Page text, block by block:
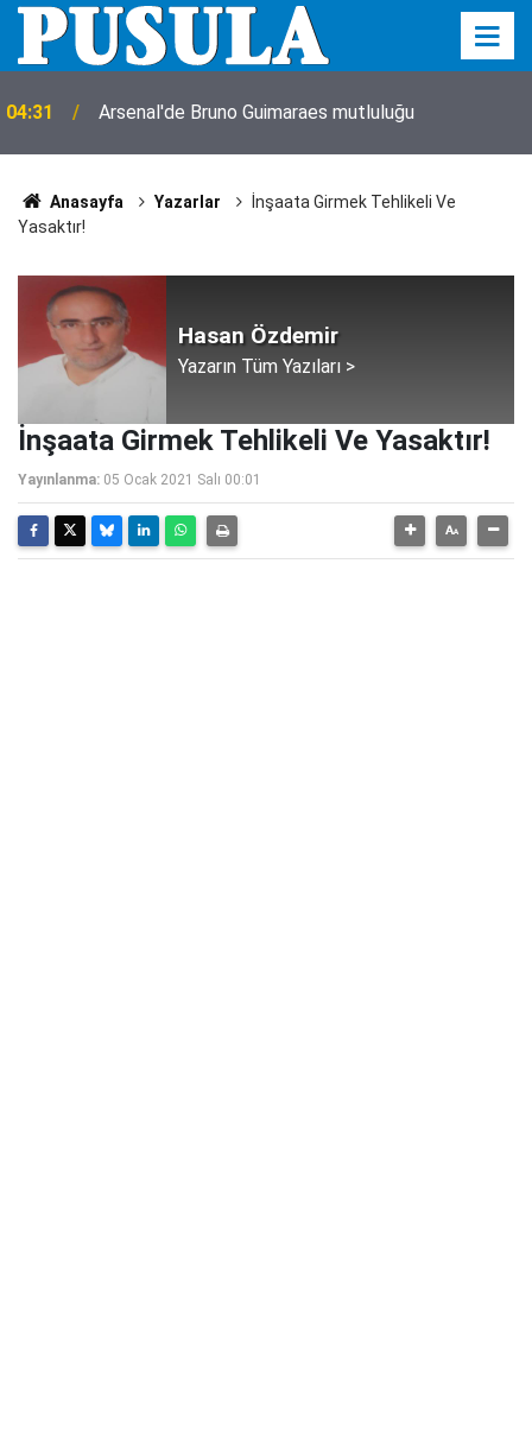
04:31 Arsenal'de Bruno Guimaraes mutluluğu
Anasayfa Yazarlar
İnşaata Girmek Tehlikeli Ve
Yasaktır!
Hasan Özdemir
Yazarın Tüm Yazıları >
İnşaata Girmek Tehlikeli Ve Yasaktır!
Yayınlanma: 05 Ocak 2021 Salı 00:01